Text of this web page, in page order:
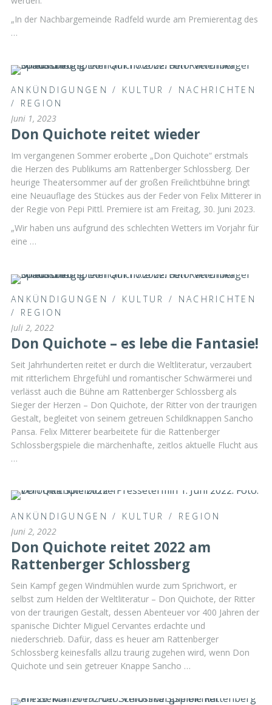
„In der Nachbargemeinde Radfeld wurde am Premierentag des
…
ANKÜNDIGUNGEN / KULTUR / NACHRICHTEN
/ REGION
Juni 1, 2023
Don Quichote reitet wieder
Im vergangenen Sommer eroberte „Don Quichote“ erstmals
die Herzen des Publikums am Rattenberger Schlossberg. Der
heurige Theatersommer auf der großen Freilichtbühne bringt
eine Neuauflage des Stückes aus der Feder von Felix Mitterer in
der Regie von Pepi Pittl. Premiere ist am Freitag, 30. Juni 2023.
„Wir haben uns aufgrund des schlechten Wetters im Vorjahr für
eine …
ANKÜNDIGUNGEN / KULTUR / NACHRICHTEN
/ REGION
Juli 2, 2022
Don Quichote – es lebe die Fantasie!
Seit Jahrhunderten reitet er durch die Weltliteratur, verzaubert
mit ritterlichem Ehrgefühl und romantischer Schwärmerei und
verlässt auch die Bühne am Rattenberger Schlossberg als
Sieger der Herzen – Don Quichote, der Ritter von der traurigen
Gestalt, begleitet von seinem getreuen Schildknappen Sancho
Pansa. Felix Mitterer bearbeitete für die Rattenberger
Schlossbergspiele die märchenhafte, zeitlos aktuelle Flucht aus
…
ANKÜNDIGUNGEN / KULTUR / REGION
Juni 2, 2022
Don Quichote reitet 2022 am
Rattenberger Schlossberg
Sein Kampf gegen Windmühlen wurde zum Sprichwort, er
selbst zum Helden der Weltliteratur – Don Quichote, der Ritter
von der traurigen Gestalt, dessen Abenteuer vor 400 Jahren der
spanische Dichter Miguel Cervantes erdachte und
niederschrieb. Dafür, dass es heuer am Rattenberger
Schlossberg keinesfalls allzu traurig zugehen wird, wenn Don
Quichote und sein getreuer Knappe Sancho …